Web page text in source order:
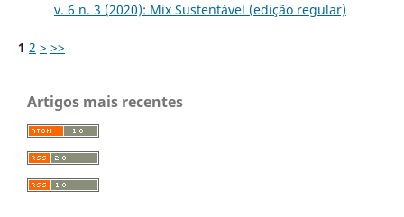
v. 6 n. 3 (2020): Mix Sustentável (edição regular)
1 2 > >>
Artigos mais recentes